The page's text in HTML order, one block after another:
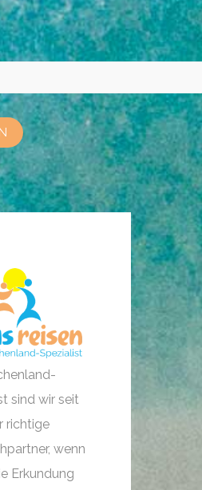
Feld leer.
sind wir seit
richtige
wenn
Erkundung